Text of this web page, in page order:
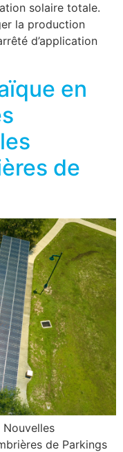
solaire totale.
la production
d’application
en
de
de Parkings